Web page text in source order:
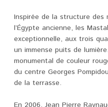
Inspirée de la structure des
l’Égypte ancienne, les
exceptionnelle, aux trois
un immense puits de
monumental de couleur
du centre Georges
de la terrasse.